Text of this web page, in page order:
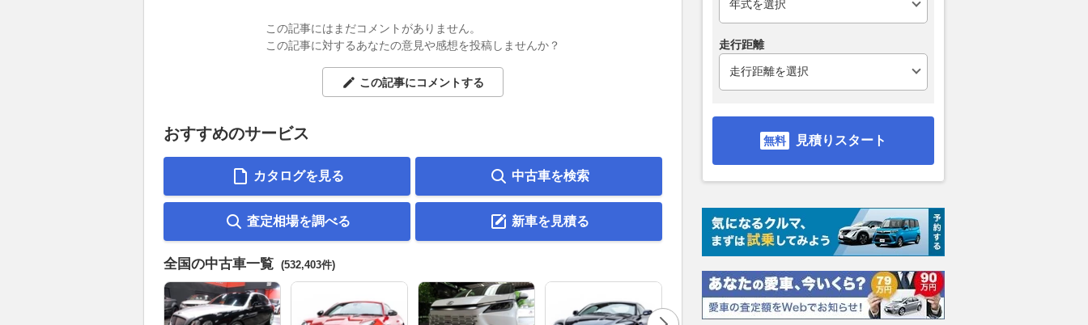
この記事にはまだコメントがありません。
この記事に対するあなたの意見や感想を投稿しませんか？
この記事にコメントする
おすすめのサービス
カタログを見る 中古車を検索
査定相場を調べる 新車を見積る
全国の中古車一覧 (532,403件)
走行距離
見積りスタート